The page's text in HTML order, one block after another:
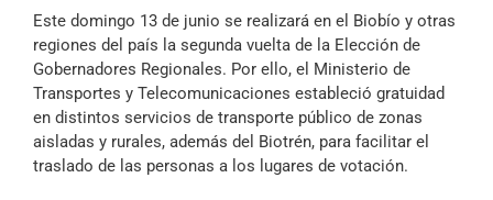
Este domingo 13 de junio se realizará en el Biobío y otras
regiones del país la segunda vuelta de la Elección de
Gobernadores Regionales. Por ello, el Ministerio de
Transportes y Telecomunicaciones estableció gratuidad
en distintos servicios de transporte público de zonas
aisladas y rurales, además del Biotrén, para facilitar el
traslado de las personas a los lugares de votación.